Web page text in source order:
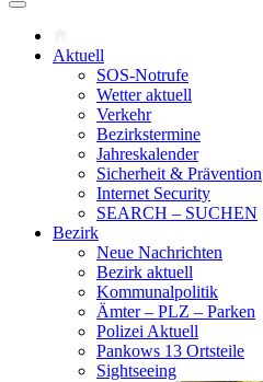
Aktuell
SOS-Notrufe
Wetter aktuell
Verkehr
Bezirkstermine
Jahreskalender
Sicherheit & Prävention
Internet Security
SEARCH – SUCHEN
Bezirk
Neue Nachrichten
Bezirk aktuell
Kommunalpolitik
Ämter – PLZ – Parken
Polizei Aktuell
Pankows 13 Ortsteile
Sightseeing